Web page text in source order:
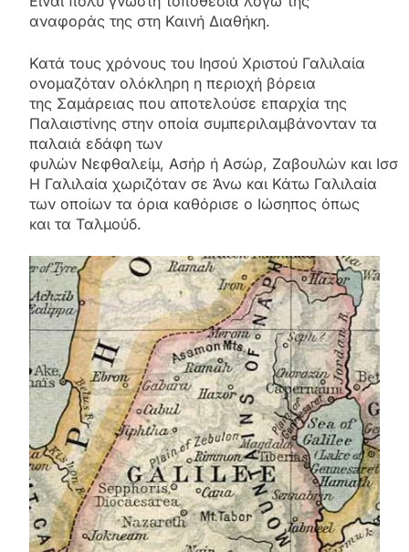
αναφοράς της στη Καινή Διαθήκη.
Κατά τους χρόνους του Ιησού Χριστού Γαλιλαία
ονομαζόταν ολόκληρη η περιοχή βόρεια
της Σαμάρειας που αποτελούσε επαρχία της
Παλαιστίνης στην οποία συμπεριλαμβάνονταν τα
παλαιά εδάφη των
φυλών Νεφθαλείμ, Ασήρ ή Ασώρ, Ζαβουλών και
Η Γαλιλαία χωριζόταν σε Άνω και Κάτω Γαλιλαία
των οποίων τα όρια καθόρισε ο Ιώσηπος όπως
και τα Ταλμούδ.